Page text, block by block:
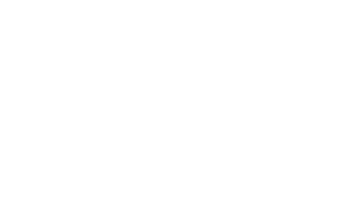
便・簡易生命保険・第１巻